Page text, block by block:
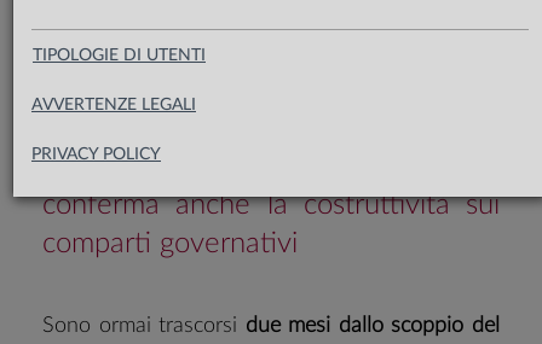
TIPOLOGIE DI UTENTI
AVVERTENZE LEGALI
PRIVACY POLICY
prospettive dell’AI. Manteniamo un
profilarsi eventuali eccessi. Si
conferma anche la costruttività sui
comparti governativi
Sono ormai trascorsi due mesi dallo scoppio del